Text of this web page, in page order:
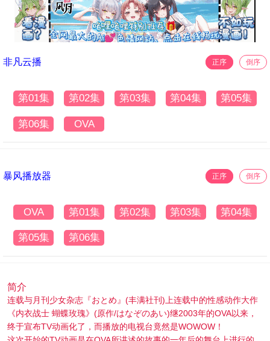
非凡云播 正序 倒序
第01集 第02集 第03集 第04集 第05集
第06集 OVA
暴风播放器 正序 倒序
OVA 第01集 第02集 第03集 第04集
第05集 第06集
简介
连载与月刊少女杂志『おとめ』(丰满社刊)上连载中的性感动作大作
《内衣战士 蝴蝶玫瑰》(原作/はなぞのあい)继2003年的OVA以来，
终于宣布TV动画化了，而播放的电视台竟然是WOWOW！